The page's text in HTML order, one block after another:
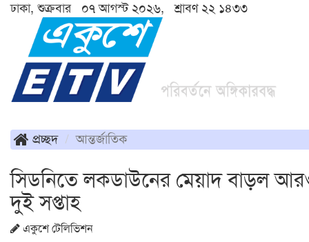
ঢাকা, শুক্রবার ০৭ আগস্ট ২০২৬, শ্রাবণ ২২ ১৪৩৩
প্রচ্ছদ আন্তর্জাতিক
সিডনিতে লকডাউনের মেয়াদ বাড়ল
দুই সপ্তাহ
একুশে টেলিভিশন